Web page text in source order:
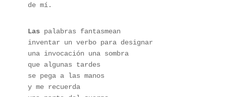
de mí.
Las palabras fantasmean
inventar un verbo para designar
una invocación una sombra
que algunas tardes
se pega a las manos
y me recuerda